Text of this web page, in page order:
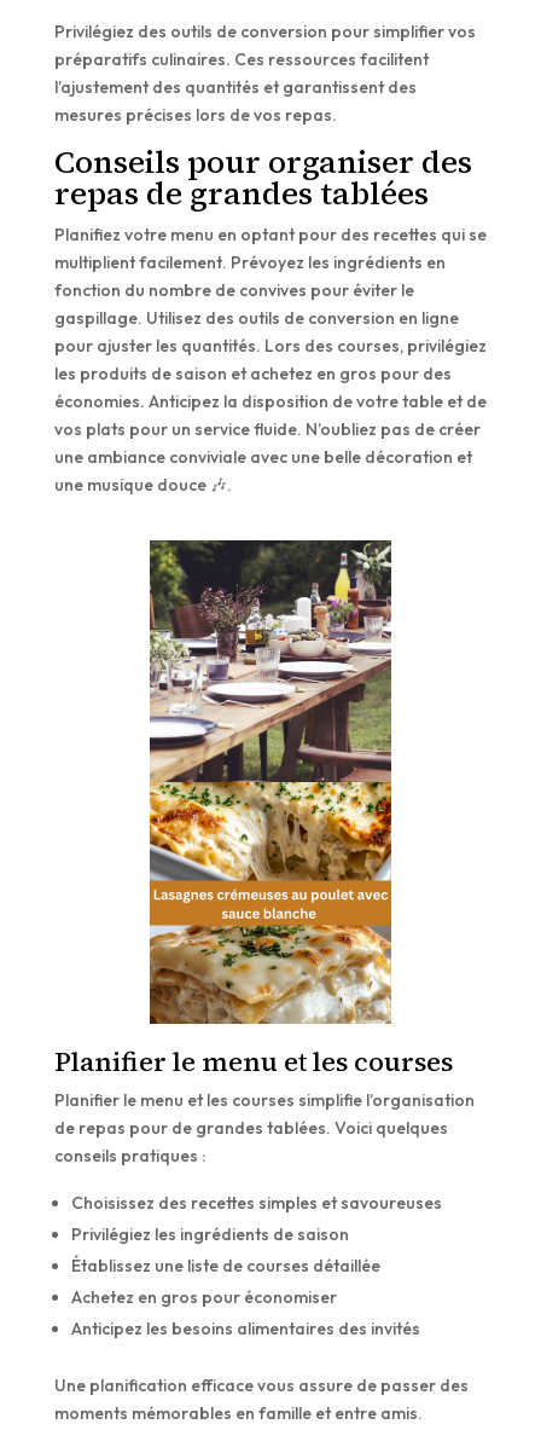
Privilégiez des outils de conversion pour simplifier vos
préparatifs culinaires. Ces ressources facilitent
l’ajustement des quantités et garantissent des
mesures précises lors de vos repas.
Conseils pour organiser des
repas de grandes tablées
Planifiez votre menu en optant pour des recettes qui se
multiplient facilement. Prévoyez les ingrédients en
fonction du nombre de convives pour éviter le
gaspillage. Utilisez des outils de conversion en ligne
pour ajuster les quantités. Lors des courses, privilégiez
les produits de saison et achetez en gros pour des
économies. Anticipez la disposition de votre table et de
vos plats pour un service fluide. N’oubliez pas de créer
une ambiance conviviale avec une belle décoration et
une musique douce 🎶.
Planifier le menu et les courses
Planifier le menu et les courses simplifie l’organisation
de repas pour de grandes tablées. Voici quelques
conseils pratiques :
Choisissez des recettes simples et savoureuses
Privilégiez les ingrédients de saison
Établissez une liste de courses détaillée
Achetez en gros pour économiser
Anticipez les besoins alimentaires des invités
Une planification efficace vous assure de passer des
moments mémorables en famille et entre amis.